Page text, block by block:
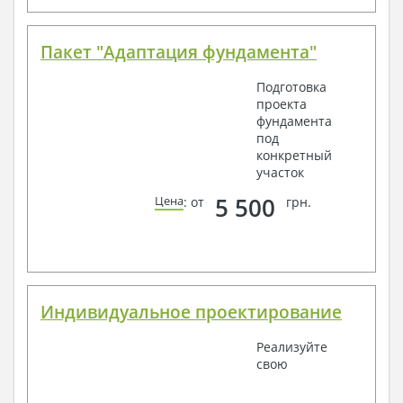
Пакет "Адаптация фундамента"
Подготовка
проекта
фундамента
под
конкретный
участок
Цена: от 5 500 грн.
Индивидуальное проектирование
Реализуйте
свою